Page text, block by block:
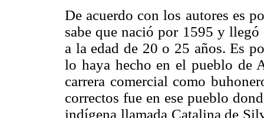
De acuerdo con los autores es
sabe que nació por 1595 y
a la edad de 20 o 25 años. Es
lo haya hecho en el pueblo de
carrera comercial como
correctos fue en ese pueblo
indígena llamada Catalina de